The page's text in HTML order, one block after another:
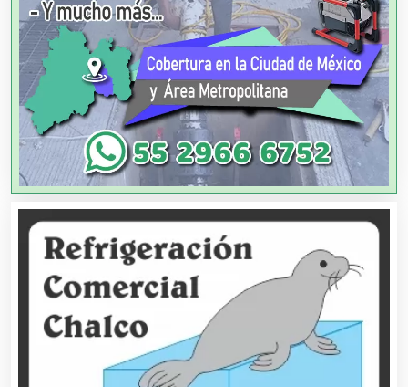
Artesanías
Artículos de Oficina
Artículos de Piel
Artículos Deportivos
Artículos Importados